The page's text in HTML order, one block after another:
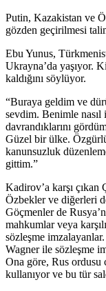
Putin, Kazakistan ve
gözden geçirilmesi
Ebu Yunus,
Ukrayna’da yaşıyor.
kaldığını söylüyor.
“Buraya geldim ve
sevdim. Benimle nasıl
davrandıklarını
Güzel bir ülke.
kanunsuzluk
gittim.”
Kadirov’a karşı çıkan
Özbekler ve diğerleri
Göçmenler de
mahkumlar veya
sözleşme
Wagner ile sözleşme
Ona göre, Rus ordusu
kullanıyor ve bu tür